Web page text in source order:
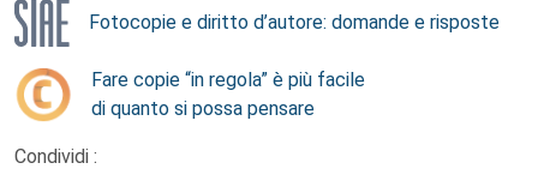
Fotocopie e diritto d’autore: domande e risposte
Fare copie “in regola” è più facile
di quanto si possa pensare
Condividi :